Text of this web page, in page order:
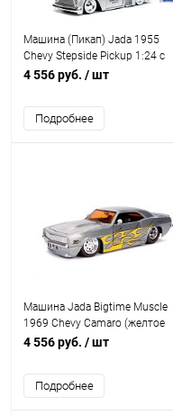
Машина (Пикап) Jada 1955
Chevy Stepside Pickup 1:24 с
дополнительным комплектом
4 556 руб. / шт
Подробнее
Машина Jada Bigtime Muscle
1969 Chevy Camaro (желтое
пламя)
4 556 руб. / шт
Подробнее